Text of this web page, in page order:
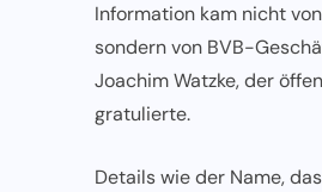
Information kam nicht
sondern von BVB-
Joachim Watzke, der
gratulierte.
Details wie der Name,